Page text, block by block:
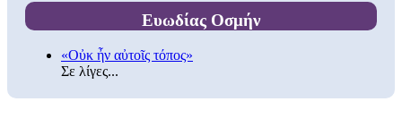
Ευωδίας Οσμήν
«Οὐκ ἦν αὐτοῖς τόπος»
Σε λίγες...